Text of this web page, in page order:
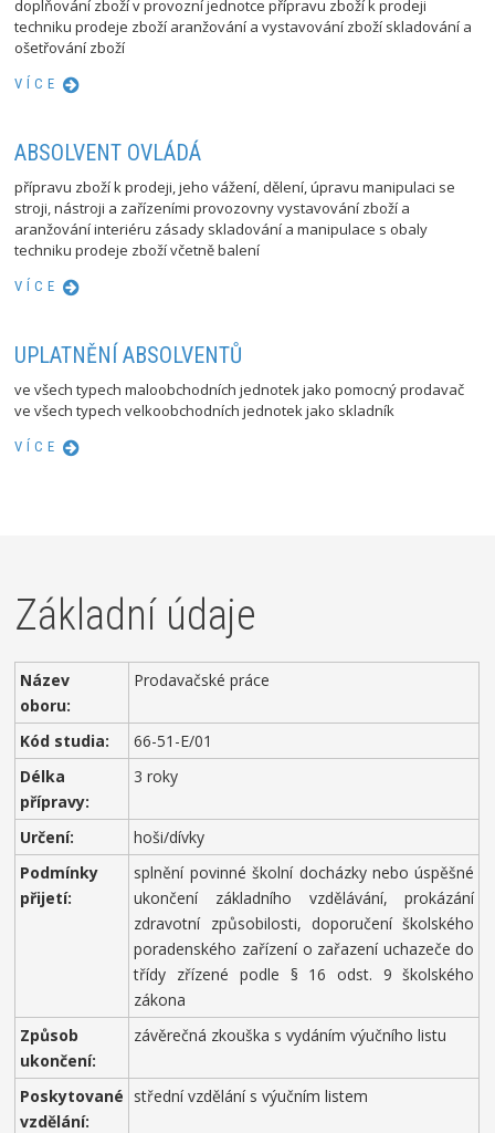
doplňování zboží v provozní jednotce přípravu zboží k prodeji
techniku prodeje zboží aranžování a vystavování zboží skladování a
ošetřování zboží
VÍCE
ABSOLVENT OVLÁDÁ
přípravu zboží k prodeji, jeho vážení, dělení, úpravu manipulaci se
stroji, nástroji a zařízeními provozovny vystavování zboží a
aranžování interiéru zásady skladování a manipulace s obaly
techniku prodeje zboží včetně balení
VÍCE
UPLATNĚNÍ ABSOLVENTŮ
ve všech typech maloobchodních jednotek jako pomocný prodavač
ve všech typech velkoobchodních jednotek jako skladník
VÍCE
Základní údaje
Název
oboru:
Prodavačské práce
Kód studia:
66-51-E/01
Délka
přípravy:
3 roky
Určení:
hoši/dívky
Podmínky
přijetí:
splnění povinné školní docházky nebo úspěšné
ukončení základního vzdělávání, prokázání
zdravotní způsobilosti, doporučení školského
poradenského zařízení o zařazení uchazeče do
třídy zřízené podle § 16 odst. 9 školského
zákona
Způsob
ukončení:
závěrečná zkouška s vydáním výučního listu
Poskytované
vzdělání:
střední vzdělání s výučním listem